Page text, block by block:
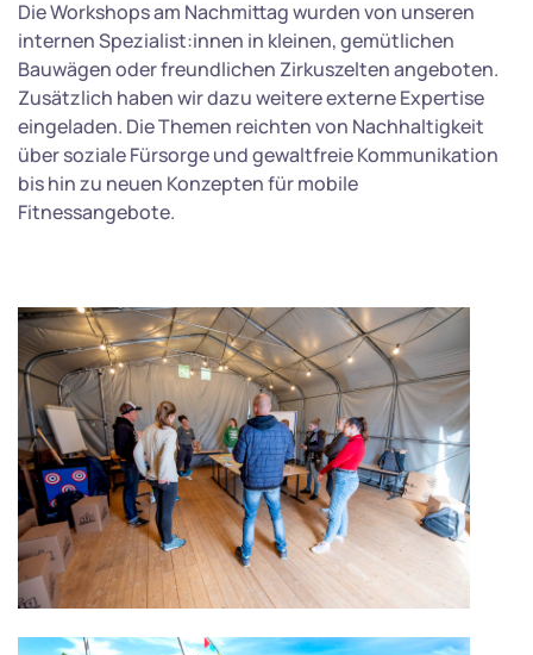
Die Workshops am Nachmittag wurden von unseren
internen Spezialist:innen in kleinen, gemütlichen
Bauwägen oder freundlichen Zirkuszelten angeboten.
Zusätzlich haben wir dazu weitere externe Expertise
eingeladen. Die Themen reichten von Nachhaltigkeit
über soziale Fürsorge und gewaltfreie Kommunikation
bis hin zu neuen Konzepten für mobile
Fitnessangebote.